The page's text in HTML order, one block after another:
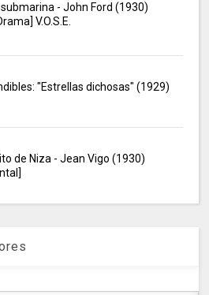
- John Ford (1930)
V.O.S.E.
"Estrellas dichosas" (1929)
de Niza - Jean Vigo (1930)